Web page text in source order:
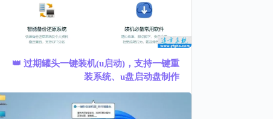
👑 过期罐头一键装机(u启动)，支持一键重
装系统、u盘启动盘制作